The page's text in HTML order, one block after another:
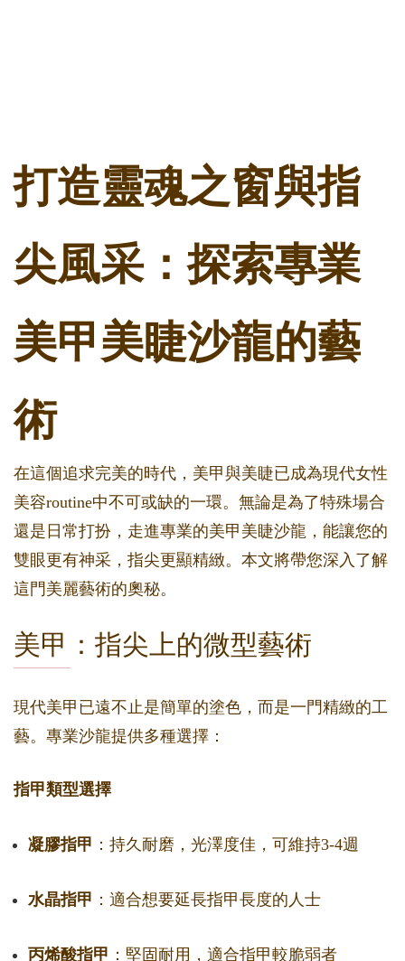
打造靈魂之窗與指
尖風采：探索專業
美甲美睫沙龍的藝
術
在這個追求完美的時代，美甲與美睫已成為現代女性
美容routine中不可或缺的一環。無論是為了特殊場合
還是日常打扮，走進專業的美甲美睫沙龍，能讓您的
雙眼更有神采，指尖更顯精緻。本文將帶您深入了解
這門美麗藝術的奧秘。
美甲：指尖上的微型藝術
現代美甲已遠不止是簡單的塗色，而是一門精緻的工
藝。專業沙龍提供多種選擇：
指甲類型選擇
凝膠指甲 ：持久耐磨，光澤度佳，可維持3-4週
水晶指甲 ：適合想要延長指甲長度的人士
丙烯酸指甲 ：堅固耐用，適合指甲較脆弱者